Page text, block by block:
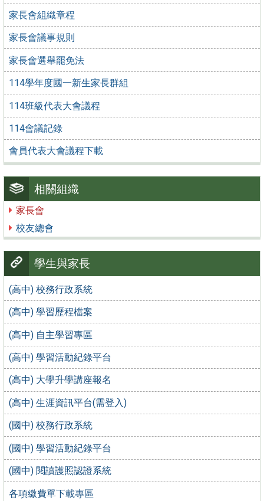
家長會組織章程
家長會議事規則
家長會選舉罷免法
114學年度國一新生家長群組
114班級代表大會議程
114會議記錄
會員代表大會議程下載
相關組織
家長會
校友總會
學生與家長
(高中) 校務行政系統
(高中) 學習歷程檔案
(高中) 自主學習專區
(高中) 學習活動紀錄平台
(高中) 大學升學講座報名
(高中) 生涯資訊平台(需登入)
(國中) 校務行政系統
(國中) 學習活動紀錄平台
(國中) 閱讀護照認證系統
各項繳費單下載專區